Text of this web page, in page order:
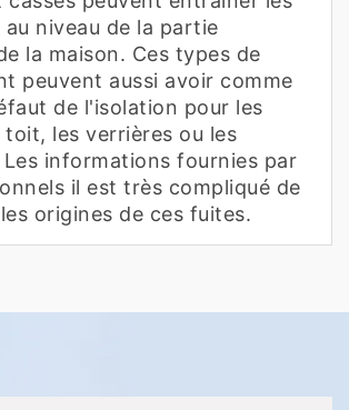
niveau de la partie
la maison. Ces types de
peuvent aussi avoir comme
de l'isolation pour les
les verrières ou les
Les informations fournies par
il est très compliqué de
origines de ces fuites.